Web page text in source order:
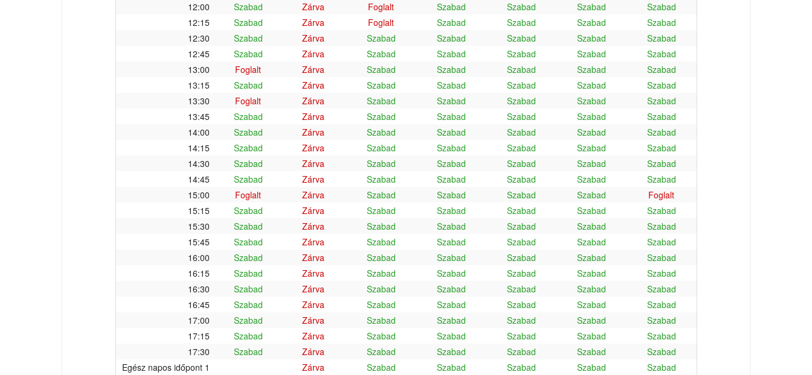
12:00
Szabad Zárva Foglalt Szabad Szabad Szabad
Szabad
12:15
Szabad Zárva Foglalt Szabad Szabad Szabad
Szabad
12:30
Szabad Zárva Szabad Szabad Szabad Szabad
Szabad
12:45
Szabad Zárva Szabad Szabad Szabad Szabad
Szabad
13:00
Foglalt Zárva Szabad Szabad Szabad Szabad
Szabad
13:15
Szabad Zárva Szabad Szabad Szabad Szabad
Szabad
13:30
Foglalt Zárva Szabad Szabad Szabad Szabad
Szabad
13:45
Szabad Zárva Szabad Szabad Szabad Szabad
Szabad
14:00
Szabad Zárva Szabad Szabad Szabad Szabad
Szabad
14:15
Szabad Zárva Szabad Szabad Szabad Szabad
Szabad
14:30
Szabad Zárva Szabad Szabad Szabad Szabad
Szabad
14:45
Szabad Zárva Szabad Szabad Szabad Szabad
Szabad
15:00
Foglalt Zárva Szabad Szabad Szabad Szabad
Foglalt
15:15
Szabad Zárva Szabad Szabad Szabad Szabad
Szabad
15:30
Szabad Zárva Szabad Szabad Szabad Szabad
Szabad
15:45
Szabad Zárva Szabad Szabad Szabad Szabad
Szabad
16:00
Szabad Zárva Szabad Szabad Szabad Szabad
Szabad
16:15
Szabad Zárva Szabad Szabad Szabad Szabad
Szabad
16:30
Szabad Zárva Szabad Szabad Szabad Szabad
Szabad
16:45
Szabad Zárva Szabad Szabad Szabad Szabad
Szabad
17:00
Szabad Zárva Szabad Szabad Szabad Szabad
Szabad
17:15
Szabad Zárva Szabad Szabad Szabad Szabad
Szabad
17:30
Szabad Zárva Szabad Szabad Szabad Szabad
Szabad
Egész napos időpont 1
Zárva Szabad Szabad Szabad Szabad
Szabad